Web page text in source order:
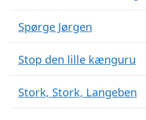
Spørge Jørgen
Stop den lille kænguru
Stork, Stork, Langeben